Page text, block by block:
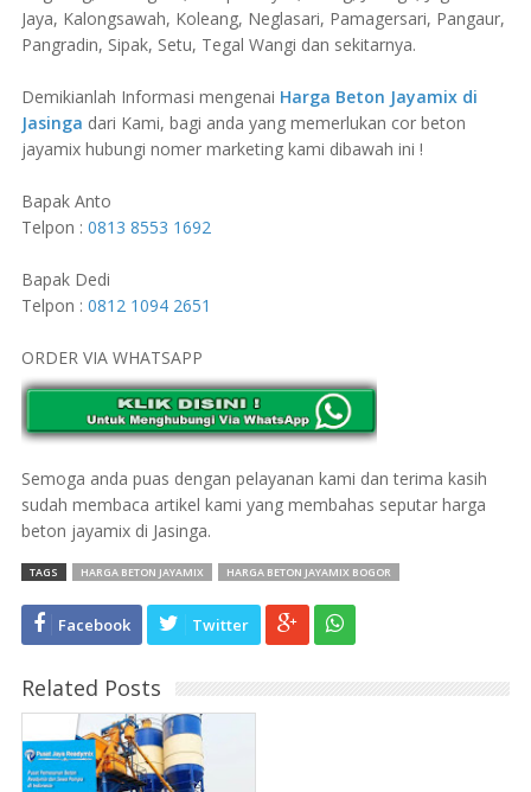
Jaya, Kalongsawah, Koleang, Neglasari, Pamagersari, Pangaur,
Pangradin, Sipak, Setu, Tegal Wangi dan sekitarnya.
Demikianlah Informasi mengenai Harga Beton Jayamix di
Jasinga dari Kami, bagi anda yang memerlukan cor beton
jayamix hubungi nomer marketing kami dibawah ini !
Bapak Anto
Telpon : 0813 8553 1692
Bapak Dedi
Telpon : 0812 1094 2651
ORDER VIA WHATSAPP
Semoga anda puas dengan pelayanan kami dan terima kasih
sudah membaca artikel kami yang membahas seputar harga
beton jayamix di Jasinga.
TAGS HARGA BETON JAYAMIX HARGA BETON JAYAMIX BOGOR
Facebook Twitter
Related Posts